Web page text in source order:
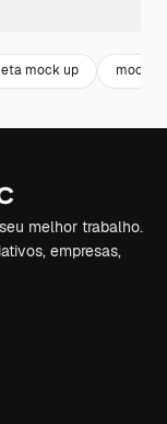
mock up mockup
melhor trabalho.
empresas,